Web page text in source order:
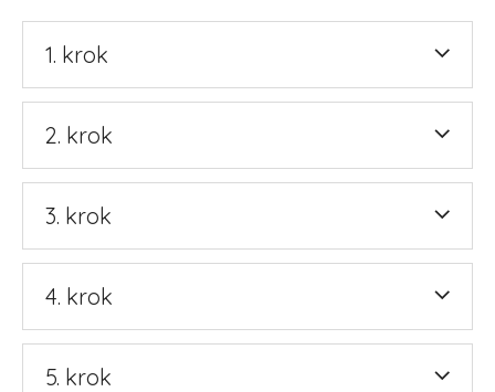
1. krok
2. krok
3. krok
4. krok
5. krok